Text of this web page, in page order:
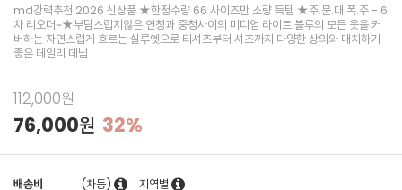
md강력추천 2026 신상품 ★한정수량 66 사이즈만 소량 득템 ★주.문.대.폭.주 - 6
차 리오더~★부담스럽지않은 연청과 중청사이의 미디엄 라이트 블루의 모든 옷을 커
버하는 자연스럽게 흐르는 실루엣으로 티셔츠부터 셔츠까지 다양한 상의와 매치하기
좋은 데일리 데님
112,000원
76,000원 32%
배송비 (차등) 지역별